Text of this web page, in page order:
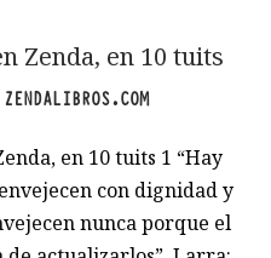
Zenda, en 10 tuits
ZENDALIBROS.COM
en 10 tuits 1 “Hay
con dignidad y
nunca porque el